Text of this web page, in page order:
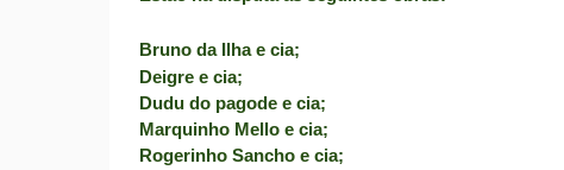
Bruno da Ilha e cia;
Deigre e cia;
Dudu do pagode e cia;
Marquinho Mello e cia;
Rogerinho Sancho e cia;